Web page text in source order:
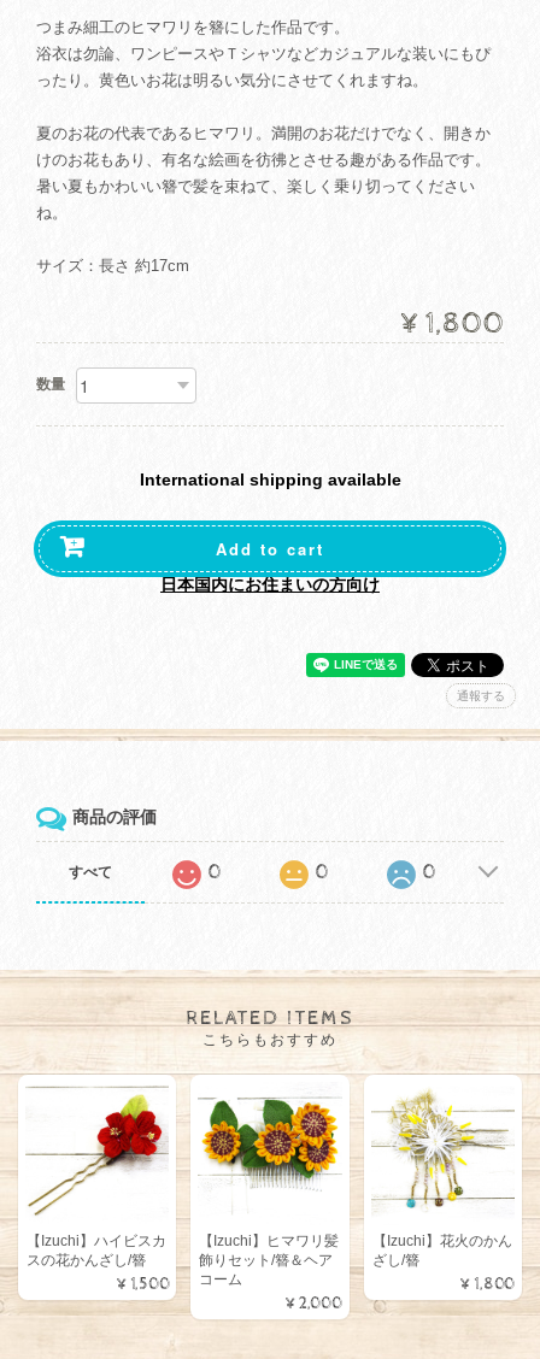
つまみ細工のヒマワリを簪にした作品です。
浴衣は勿論、ワンピースやＴシャツなどカジュアルな装いにもぴ
ったり。黄色いお花は明るい気分にさせてくれますね。
夏のお花の代表であるヒマワリ。満開のお花だけでなく、開きか
けのお花もあり、有名な絵画を彷彿とさせる趣がある作品です。
暑い夏もかわいい簪で髪を束ねて、楽しく乗り切ってください
ね。
サイズ：長さ 約17cm
¥1,800
数量
International shipping available
Add to cart
日本国内にお住まいの方向け
通報する
商品の評価
すべて 0 0 0
RELATED ITEMS
こちらもおすすめ
【Izuchi】ハイビスカ
スの花かんざし/簪
¥1,500
【Izuchi】ヒマワリ髪
飾りセット/簪＆ヘア
コーム
¥2,000
【Izuchi】花火のかん
ざし/簪
¥1,800